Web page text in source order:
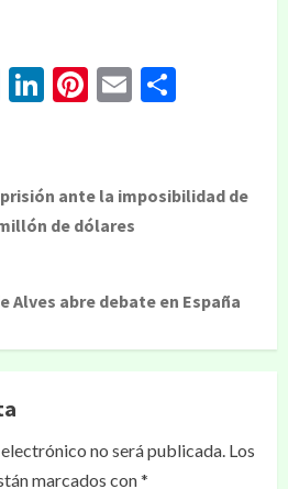
Twitter
LinkedIn
Pinterest
Email
ante la imposibilidad de
de dólares
Alves abre debate en España
no será publicada. Los
marcados con*